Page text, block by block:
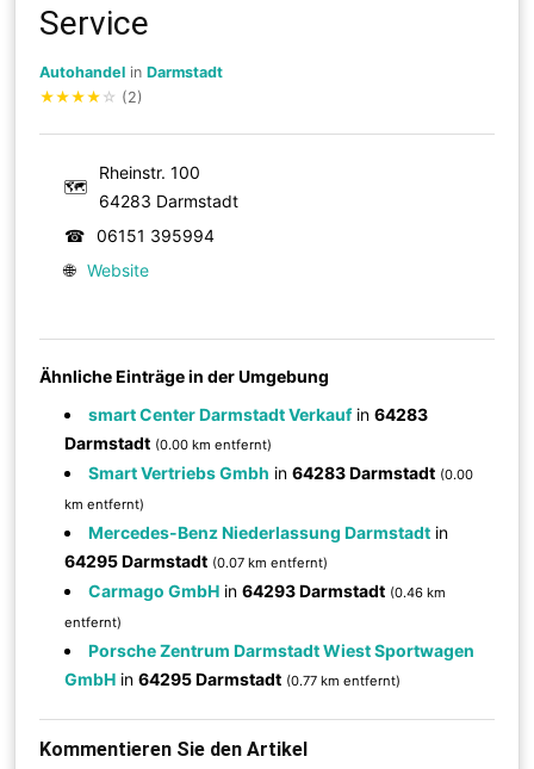
Service
Autohandel inDarmstadt
★★★★ ☆ (2)
🗺
Rheinstr. 100
64283 Darmstadt
☎
06151 395994
🌐 Website
Ähnliche Einträge in der Umgebung
smart Center Darmstadt Verkaufin64283
Darmstadt (0.00 km entfernt)
Smart Vertriebs Gmbh in64283 Darmstadt (0.00
km entfernt)
Mercedes-Benz Niederlassung Darmstadt in
64295 Darmstadt (0.07 km entfernt)
Carmago GmbH in64293 Darmstadt (0.46 km
entfernt)
Porsche Zentrum Darmstadt Wiest Sportwagen
GmbH in64295 Darmstadt (0.77 km entfernt)
Kommentieren Sie den Artikel